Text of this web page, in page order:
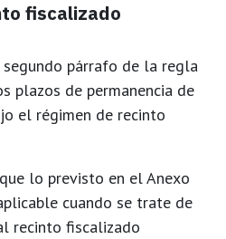
fiscalizado
párrafo de la regla
plazos de permanencia de
el régimen de recinto
lo previsto en el Anexo
cuando se trate de
recinto fiscalizado